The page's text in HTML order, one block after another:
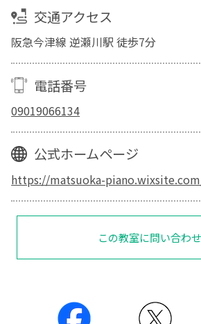
交通アクセス
阪急今津線 逆瀬川駅 徒歩7分
電話番号
09019066134
公式ホームページ
https://matsuoka-
この教室に問い合わ